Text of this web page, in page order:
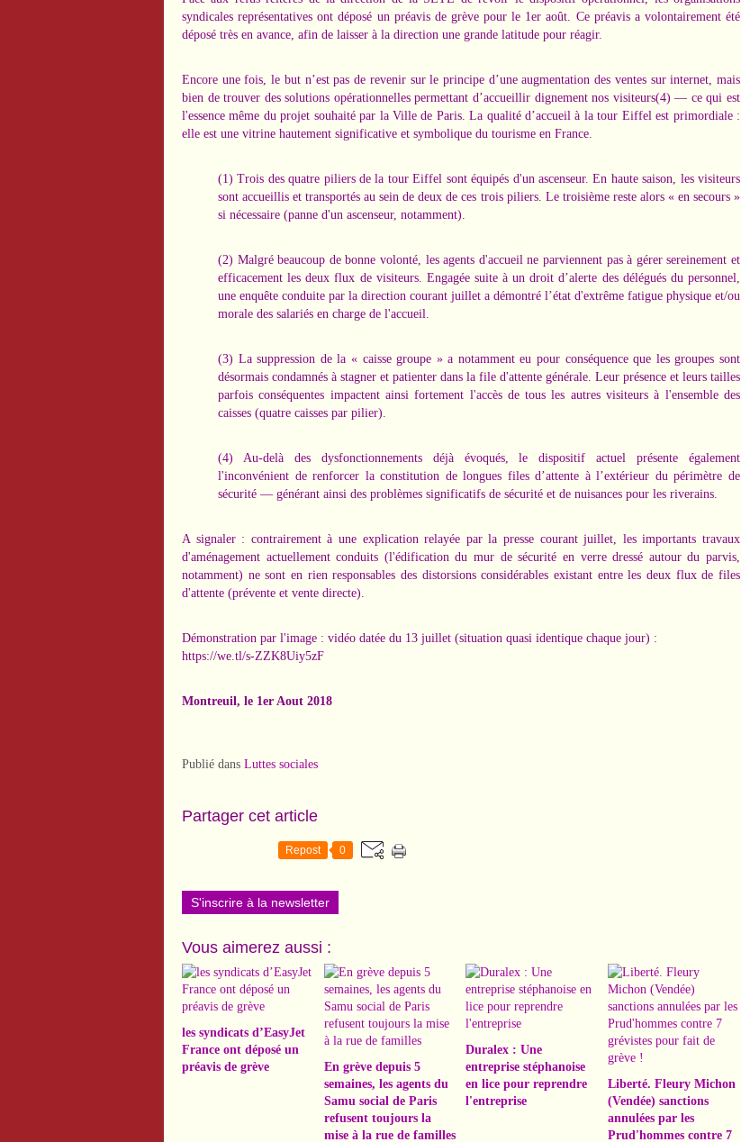
syndicales représentatives ont déposé un préavis de grève pour le 1er août. Ce préavis a volontairement été
déposé très en avance, afin de laisser à la direction une grande latitude pour réagir.
Encore une fois, le but n’est pas de revenir sur le principe d’une augmentation des ventes sur internet, mais
bien de trouver des solutions opérationnelles permettant d’accueillir dignement nos visiteurs(4) — ce qui est
l'essence même du projet souhaité par la Ville de Paris. La qualité d’accueil à la tour Eiffel est primordiale :
elle est une vitrine hautement significative et symbolique du tourisme en France.
(1) Trois des quatre piliers de la tour Eiffel sont équipés d'un ascenseur. En haute saison, les visiteurs
sont accueillis et transportés au sein de deux de ces trois piliers. Le troisième reste alors « en secours »
si nécessaire (panne d'un ascenseur, notamment).
(2) Malgré beaucoup de bonne volonté, les agents d'accueil ne parviennent pas à gérer sereinement et
efficacement les deux flux de visiteurs. Engagée suite à un droit d’alerte des délégués du personnel,
une enquête conduite par la direction courant juillet a démontré l’état d'extrême fatigue physique et/ou
morale des salariés en charge de l'accueil.
(3) La suppression de la « caisse groupe » a notamment eu pour conséquence que les groupes sont
désormais condamnés à stagner et patienter dans la file d'attente générale. Leur présence et leurs tailles
parfois conséquentes impactent ainsi fortement l'accès de tous les autres visiteurs à l'ensemble des
caisses (quatre caisses par pilier).
(4) Au-delà des dysfonctionnements déjà évoqués, le dispositif actuel présente également
l'inconvénient de renforcer la constitution de longues files d’attente à l’extérieur du périmètre de
sécurité — générant ainsi des problèmes significatifs de sécurité et de nuisances pour les riverains.
A signaler : contrairement à une explication relayée par la presse courant juillet, les importants travaux
d'aménagement actuellement conduits (l'édification du mur de sécurité en verre dressé autour du parvis,
notamment) ne sont en rien responsables des distorsions considérables existant entre les deux flux de files
d'attente (prévente et vente directe).
Démonstration par l'image : vidéo datée du 13 juillet (situation quasi identique chaque jour) :
https://we.tl/s-ZZK8Uiy5zF
Montreuil, le 1er Aout 2018
Publié dans Luttes sociales
Partager cet article
Repost 0
S'inscrire à la newsletter
Vous aimerez aussi :
les syndicats d’EasyJet
France ont déposé un
préavis de grève
En grève depuis 5
semaines, les agents du
Samu social de Paris
refusent toujours la
mise à la rue de familles
Duralex : Une
entreprise stéphanoise
en lice pour reprendre
l'entreprise
Liberté. Fleury Michon
(Vendée) sanctions
annulées par les
Prud'hommes contre 7